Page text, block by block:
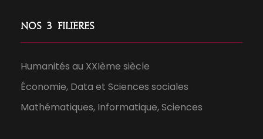
Nos 3 filières
Humanités au XXIème siècle
Économie, Data et Sciences sociales
Mathématiques, Informatique, Sciences